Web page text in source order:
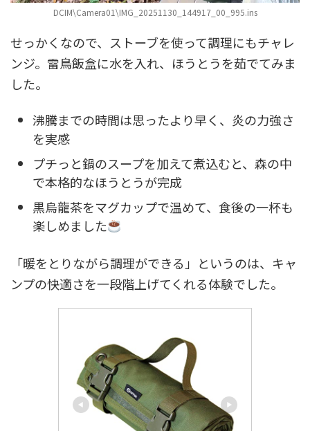
DCIM\Camera01\IMG_20251130_144917_00_995.ins
せっかくなので、ストーブを使って調理にもチャレ
ンジ。雷鳥飯盒に水を入れ、ほうとうを茹でてみま
した。
沸騰までの時間は思ったより早く、炎の力強さ
を実感
プチっと鍋のスープを加えて煮込むと、森の中
で本格的なほうとうが完成
黒烏龍茶をマグカップで温めて、食後の一杯も
楽しめました
「暖をとりながら調理ができる」というのは、キャ
ンプの快適さを一段階上げてくれる体験でした。